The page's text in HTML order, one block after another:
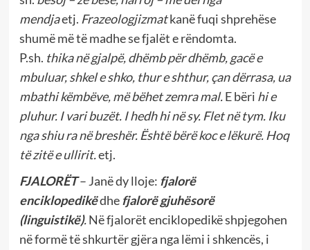
mendjaetj. Frazeologjizmatkanë fuqi shprehëse
shumë më të madhe se fjalët e rëndomta.
P.sh. thika në gjalpë, dhëmb për dhëmb, gacë e
mbuluar, shkel e shko, thur e shthur, çan dërrasa, ua
mbathi këmbëve, më bëhet zemra mal.E bëri hi e
pluhur. I vari buzët. I hedh hi në sy. Flet në tym. Iku
nga shiu ra në breshër. Është bërë koc e lëkurë. Hoq
të zitë e ullirit.etj.
FJALORËT– Janë dy lloje: fjalorë
enciklopedikëdhe fjalorë gjuhësorë
(linguistikë).Në fjalorët enciklopedikë shpjegohen
në formë të shkurtër gjëra nga lëmi i shkencës, i